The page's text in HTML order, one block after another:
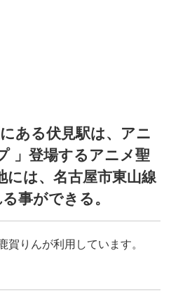
ある伏見駅は、アニ
」登場するアニメ聖
には、名古屋市東山線
事ができる。
賀りんが利用しています。